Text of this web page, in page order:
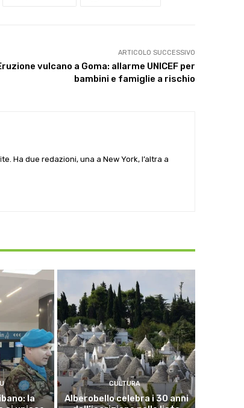
ARTICOLO SUCCESSIVO
vulcano a Goma: allarme UNICEF per
bambini e famiglie a rischio
Ha due redazioni, una a New York, l’altra a
la
CULTURA
Alberobello celebra i 30 anni